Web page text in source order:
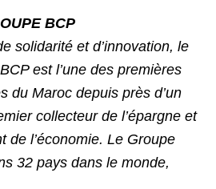
BCP
solidarité et d’innovation, le
est l’une des premières
du Maroc depuis près d’un
collecteur de l’épargne et
de l’économie. Le Groupe
32 pays dans le monde,